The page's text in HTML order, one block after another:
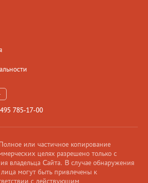
785-17-00
или частичное копирование
целях разрешено только с
владельца Сайта. В случае обнаружения
могут быть привлечены к
с действующим